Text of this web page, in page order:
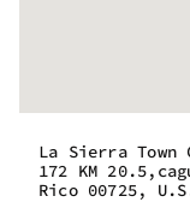
La Sierra Town
172 KM
Rico 00725,